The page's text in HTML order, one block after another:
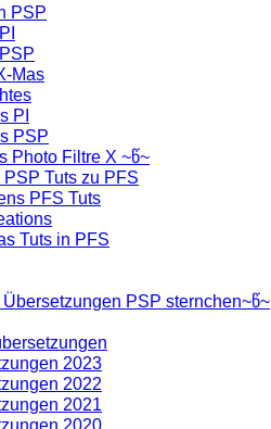
PSP
Mas
PI
PSP
Photo Filtre X ~წ~
Tuts zu PFS
PFS Tuts
Tuts in PFS
PSP sternchen~წ~
2023
2022
2021